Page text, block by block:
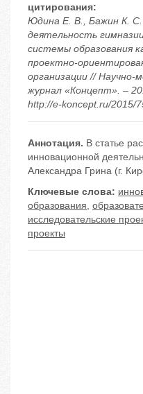
цитирования:
Юдина Е. В., Бажин К. С.
деятельность
системы образования
проектно-
организации // Научно-
журнал «Концепт». –
http://e-koncept.ru/2015/
Аннотация. В статье
инновационной
Александра Грина (г.
Ключевые слова:
образования,
исследовательские
проекты